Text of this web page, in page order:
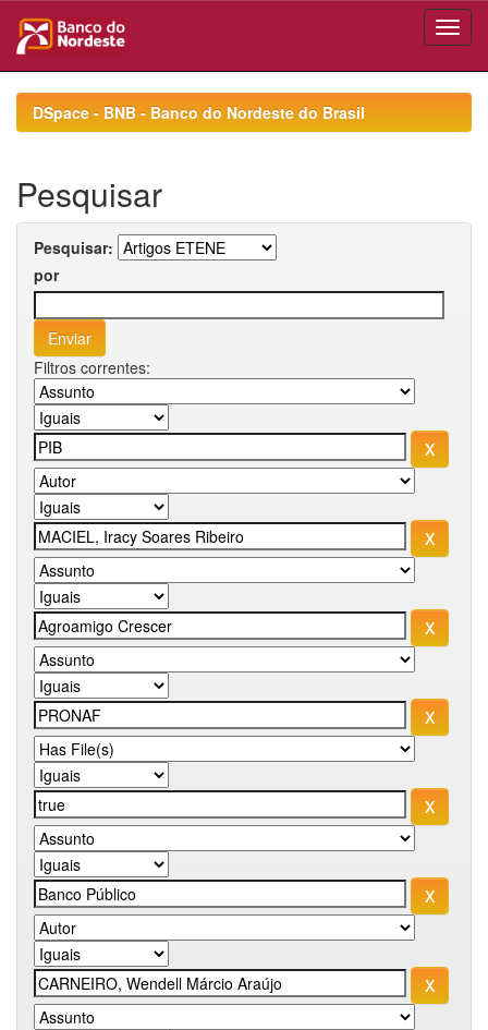
navigationDSpace - BNB - Banco do Nordeste do Brasil
Pesquisar
Pesquisar:
por
Filtros correntes: